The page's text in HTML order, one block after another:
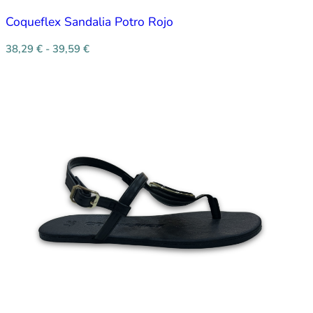
Coqueflex Sandalia Potro Rojo
38,29 € - 39,59 €